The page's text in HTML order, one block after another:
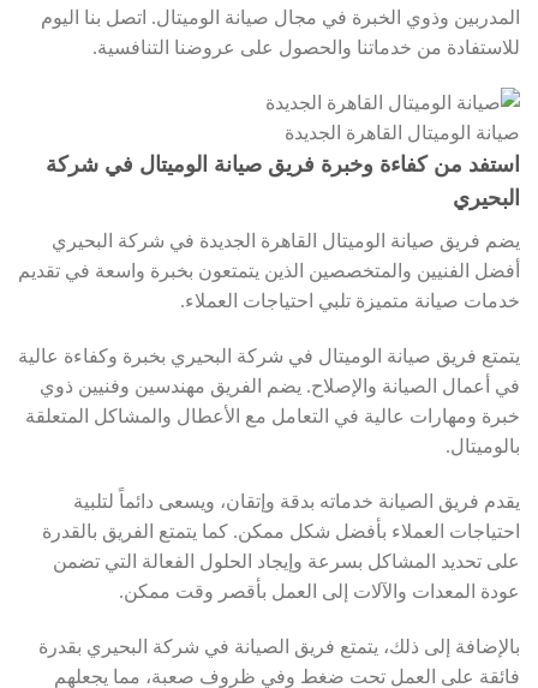
المدربين وذوي الخبرة في مجال صيانة الوميتال. اتصل بنا اليوم
للاستفادة من خدماتنا والحصول على عروضنا التنافسية.
صيانة الوميتال القاهرة الجديدة
استفد من كفاءة وخبرة فريق صيانة الوميتال في شركة
البحيري
يضم فريق صيانة الوميتال القاهرة الجديدة في شركة البحيري
أفضل الفنيين والمتخصصين الذين يتمتعون بخبرة واسعة في تقديم
خدمات صيانة متميزة تلبي احتياجات العملاء.
يتمتع فريق صيانة الوميتال في شركة البحيري بخبرة وكفاءة عالية
في أعمال الصيانة والإصلاح. يضم الفريق مهندسين وفنيين ذوي
خبرة ومهارات عالية في التعامل مع الأعطال والمشاكل المتعلقة
بالوميتال.
يقدم فريق الصيانة خدماته بدقة وإتقان، ويسعى دائماً لتلبية
احتياجات العملاء بأفضل شكل ممكن. كما يتمتع الفريق بالقدرة
على تحديد المشاكل بسرعة وإيجاد الحلول الفعالة التي تضمن
عودة المعدات والآلات إلى العمل بأقصر وقت ممكن.
بالإضافة إلى ذلك، يتمتع فريق الصيانة في شركة البحيري بقدرة
فائقة على العمل تحت ضغط وفي ظروف صعبة، مما يجعلهم